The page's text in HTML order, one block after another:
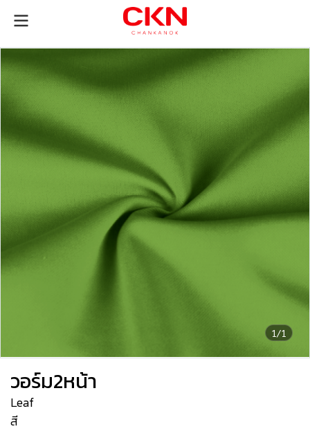
1/1
วอร์ม2หน้า
Leaf
สี